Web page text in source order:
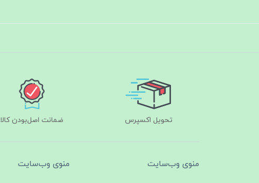
تحویل اکسپرس ضمانت اصل‌بودن کالا
منوی وب‌سایت منوی وب‌سایت